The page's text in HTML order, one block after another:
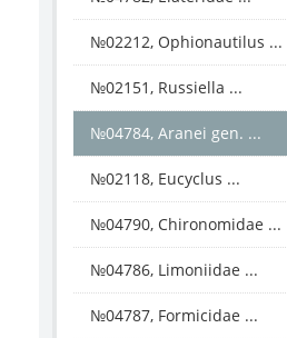
№02212, Ophionautilus ...
№02151, Russiella ...
№04784, Aranei gen. ...
№02118, Eucyclus ...
№04790, Chironomidae ...
№04786, Limoniidae ...
№04787, Formicidae ...